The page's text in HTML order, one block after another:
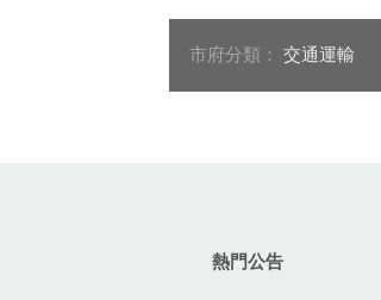
享雙十優惠_0
市府分類： 交通運輸
熱門公告